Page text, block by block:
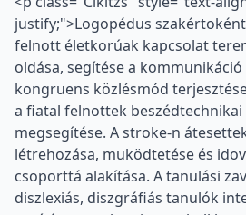
justify;">Logopédus
felnott életkorúak kapcsolat
oldása, segítése a
kongruens közlésmód
a fiatal felnottek
megsegítése. A stroke-n
létrehozása, muködtetése és
csoporttá alakítása. A tanulási
diszlexiás, diszgráfiás tanulók